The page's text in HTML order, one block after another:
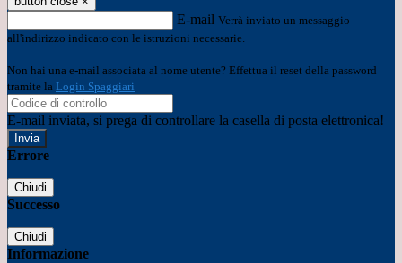
E-mail Verrà inviato un messaggio
all'indirizzo indicato con le istruzioni necessarie.
Non hai una e-mail associata al nome utente? Effettua il reset della password
tramite la Login Spaggiari
E-mail inviata, si prega di controllare la casella di posta elettronica!
Errore
Chiudi
Successo
Chiudi
Informazione